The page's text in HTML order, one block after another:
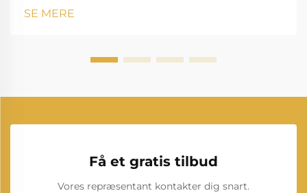
producerer og forbruger strøm. Denne udvikling
SE MERE
Få et gratis tilbud
Vores repræsentant kontakter dig snart.